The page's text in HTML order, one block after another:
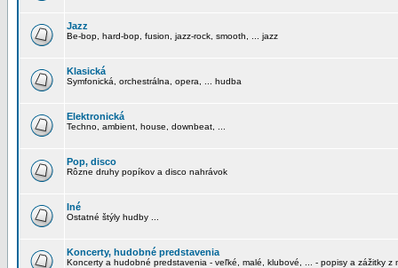
Jazz
Be-bop, hard-bop, fusion, jazz-rock, smooth, ... jazz
Klasická
Symfonická, orchestrálna, opera, ... hudba
Elektronická
Techno, ambient, house, downbeat, ...
Pop, disco
Rôzne druhy popíkov a disco nahrávok
Iné
Ostatné štýly hudby ...
Koncerty, hudobné predstavenia
Koncerty a hudobné predstavenia - veľké, malé, klubové, ... - popisy a zážitky z